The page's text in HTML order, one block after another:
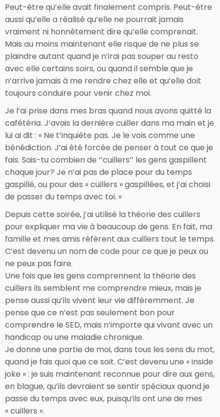
Peut-être qu’elle avait finalement compris. Peut-être
aussi qu’elle a réalisé qu’elle ne pourrait jamais
vraiment ni honnêtement dire qu’elle comprenait.
Mais au moins maintenant elle risque de ne plus se
plaindre autant quand je n’irai pas souper au resto
avec elle certains soirs, ou quand il semble que je
n’arrive jamais à me rendre chez elle et qu’elle doit
toujours conduire pour venir chez moi.
Je l’ai prise dans mes bras quand nous avons quitté la
cafétéria. J’avais la dernière cuiller dans ma main et je
lui ai dit : « Ne t’inquiète pas. Je le vois comme une
bénédiction. J’ai été forcée de penser à tout ce que je
fais. Sais-tu combien de ‘’cuillers’’ les gens gaspillent
chaque jour? Je n’ai pas de place pour du temps
gaspillé, ou pour des « cuillers » gaspillées, et j’ai choisi
de passer du temps avec toi. »
Depuis cette soirée, j’ai utilisé la théorie des cuillers
pour expliquer ma vie à beaucoup de gens. En fait, ma
famille et mes amis réfèrent aux cuillers tout le temps.
C’est devenu un nom de code pour ce que je peux ou
ne peux pas faire.
Une fois que les gens comprennent la théorie des
cuillers ils semblent me comprendre mieux, mais je
pense aussi qu’ils vivent leur vie différemment. Je
pense que ce n’est pas seulement bon pour
comprendre le SED, mais n’importe qui vivant avec un
handicap ou une maladie chronique.
Je donne une partie de moi, dans tous les sens du mot,
quand je fais quoi que ce soit. C’est devenu une « inside
joke » : je suis maintenant reconnue pour dire aux gens,
en blague, qu’ils devraient se sentir spéciaux quand je
passe du temps avec eux, puisqu’ils ont une de mes
« cuillers ».